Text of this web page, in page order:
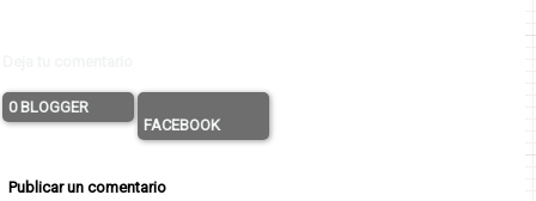
0 BLOGGER
FACEBOOK
Publicar un comentario